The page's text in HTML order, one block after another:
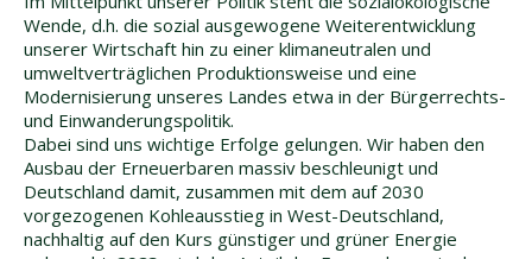
Wende, d.h. die sozial ausgewogene Weiterentwicklung
unserer Wirtschaft hin zu einer klimaneutralen und
umweltverträglichen Produktionsweise und eine
Modernisierung unseres Landes etwa in der Bürgerrechts-
und Einwanderungspolitik.
Dabei sind uns wichtige Erfolge gelungen. Wir haben den
Ausbau der Erneuerbaren massiv beschleunigt und
Deutschland damit, zusammen mit dem auf 2030
vorgezogenen Kohleausstieg in West-Deutschland,
nachhaltig auf den Kurs günstiger und grüner Energie